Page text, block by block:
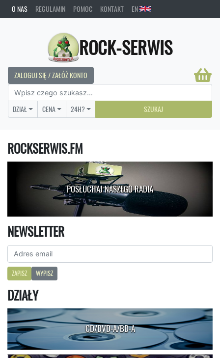
O NAS REGULAMIN POMOC KONTAKT EN
ROCK-SERWIS
ZALOGUJ SIĘ / ZAŁÓŻ KONTO
DZIAŁ CENA 24H? SZUKAJ
ROCKSERWIS.FM
POSŁUCHAJ NASZEGO RADIA
NEWSLETTER
ZAPISZ WYPISZ
DZIAŁY
CD/DVD-A/BD-A